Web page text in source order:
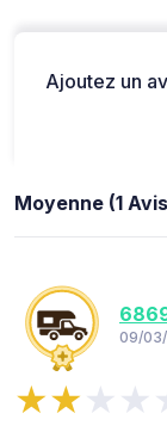
Ajoutez un
Moyenne (1
09/